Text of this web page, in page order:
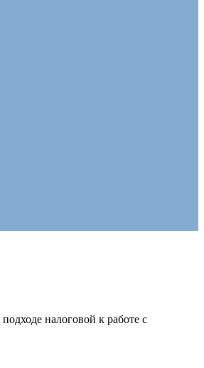
налоговой к работе с